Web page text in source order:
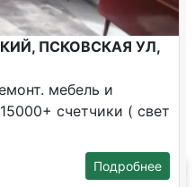
ПСКОВСКАЯ УЛ,
мебель и
счетчики ( свет
Подробнее